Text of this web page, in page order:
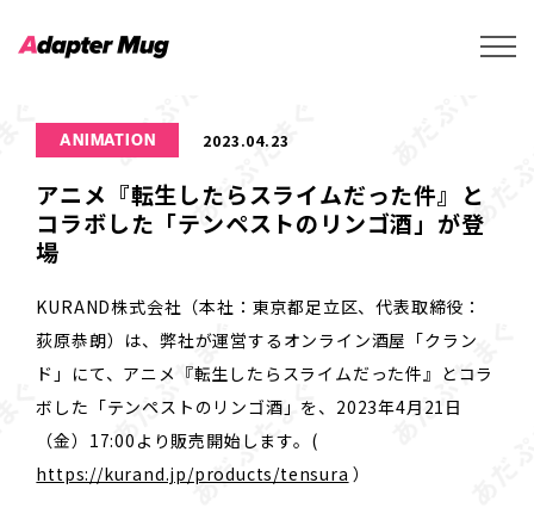
ANIMATION 2023.04.23
アニメ『転生したらスライムだった件』と
コラボした「テンペストのリンゴ酒」が登
場
KURAND株式会社（本社：東京都足立区、代表取締役：
荻原恭朗）は、弊社が運営するオンライン酒屋「クラン
ド」にて、アニメ『転生したらスライムだった件』とコラ
ボした「テンペストのリンゴ酒」を、2023年4月21日
（金）17:00より販売開始します。(
https://kurand.jp/products/tensura ）